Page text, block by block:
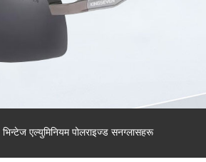
एल्युमिनियम पोलराइज्ड सनग्लासहरू